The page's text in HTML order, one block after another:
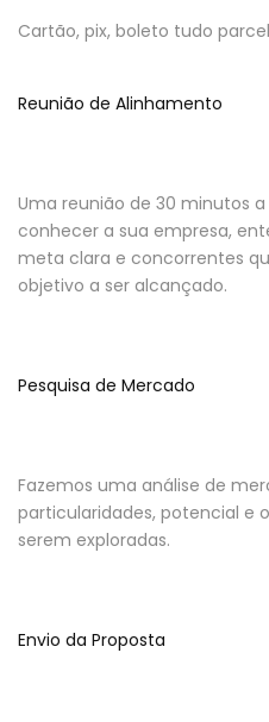
Cartão, pix, boleto tudo
Reunião de Alinhamento
Uma reunião de 30 minutos a
conhecer a sua empresa,
meta clara e concorrentes
objetivo a ser alcançado.
Pesquisa de Mercado
Fazemos uma análise de
particularidades, potencial e
serem exploradas.
Envio da Proposta